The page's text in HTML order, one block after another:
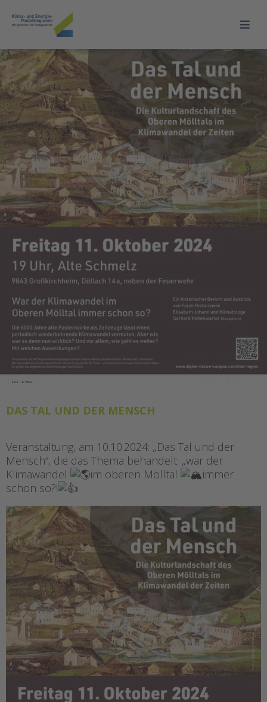
DAS TAL UND DER MENSCH
Veranstaltung, am 10.10.2024: „Das Tal und der
Mensch“, die das Thema behandelt: „war der
Klimawandel
im oberen Mölltal
immer
schon so?!